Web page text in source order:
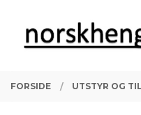
innholdet
PRODUKTER
FORSIDE UTSTYR OG